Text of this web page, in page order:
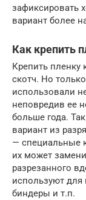
зафиксировать
вариант более
Как крепить
Крепить пленку
скотч. Но
использовали
неповредив ее
больше года.
вариант из
— специальные
их может
разрезанного
используют для
биндеры и т.п.